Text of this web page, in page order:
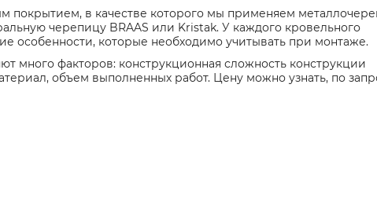
в качестве которого мы применяем
черепицу BRAAS или Kristak. У каждого кровельного
особенности, которые необходимо учитывать при монтаже.
много факторов: конструкционная сложность конструкции
объем выполненных работ. Цену можно узнать, по